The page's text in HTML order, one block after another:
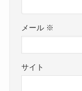
メール ※
サイト